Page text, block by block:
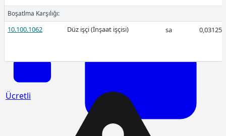
2026-Ocak
Ücretli
Boşatlma Karşılığı:
10.100.1062 Düz işçi (İnşaat işçisi) sa 0,03125